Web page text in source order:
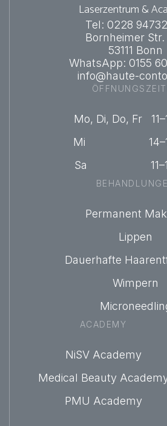
Laserzentrum &
Tel: 0228
Bornheimer Str.
53111 Bonn
WhatsApp: 0155
info@haute-
Mo, Di, Do, Fr
Mi 14–18
Sa 11–16
Permanent
Lippen
Dauerhafte
Wimpern
ACADEMY
NiSV Academy
Medical Beauty
PMU Academy